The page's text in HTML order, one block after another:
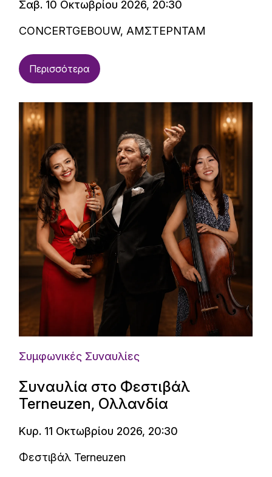
Σαβ. 10 Οκτωβρίου 2026, 20:30
CONCERTGEBOUW, ΑΜΣΤΕΡΝΤΑΜ
Περισσότερα
Συμφωνικές Συναυλίες
Συναυλία στο Φεστιβάλ
Terneuzen, Ολλανδία
Κυρ. 11 Οκτωβρίου 2026, 20:30
Φεστιβάλ Terneuzen